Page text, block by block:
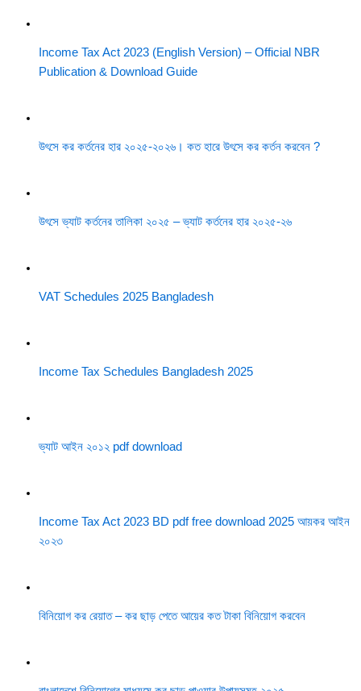
Income Tax Act 2023 (English Version) – Official NBR
Publication & Download Guide
উৎসে কর কর্তনের হার ২০২৫-২০২৬। কত হারে উৎসে কর কর্তন করবেন ?
উৎসে ভ্যাট কর্তনের তালিকা ২০২৫ – ভ্যাট কর্তনের হার ২০২৫-২৬
VAT Schedules 2025 Bangladesh
Income Tax Schedules Bangladesh 2025
ভ্যাট আইন ২০১২ pdf download
Income Tax Act 2023 BD pdf free download 2025 আয়কর আইন
২০২৩
বিনিয়োগ কর রেয়াত – কর ছাড় পেতে আয়ের কত টাকা বিনিয়োগ করবেন